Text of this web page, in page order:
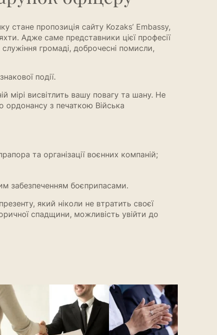
пропозиція сайту Kozaks’ Embassy,
Адже саме представники цієї професії
громаді, доброчесні помисли,
події.
мірі висвітлить вашу повагу та шану. Не
ордонансу з печаткою Війська
та організації воєнних компаній;
забезпеченням боєприпасами.
який ніколи не втратить своєї
спадщини, можливість увійти до